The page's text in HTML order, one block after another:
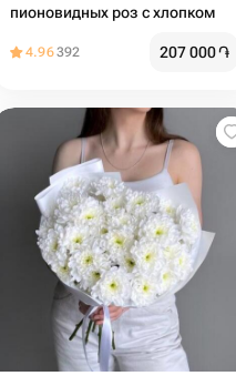
пионовидных роз с хлопком
4.96392 207 000֏